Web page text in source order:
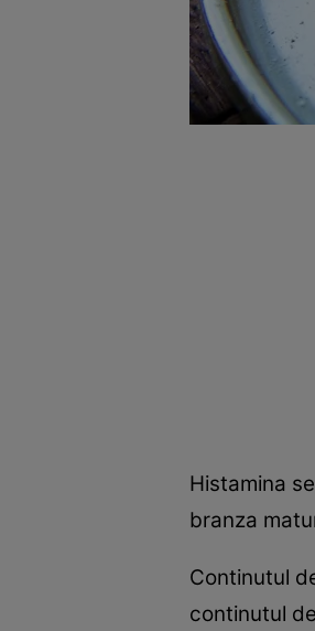
Histamina
branza
Continutul
continutul